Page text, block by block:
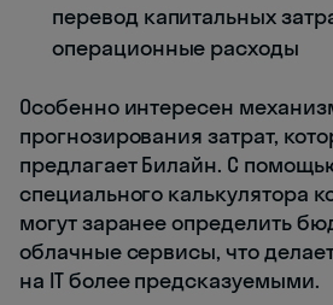
перевод капитальных
операционные расходы
Особенно интересен
прогнозирования затрат,
предлагает Билайн. С
специального калькулятора
могут заранее определить
облачные сервисы, что
на IT более предсказуемыми.